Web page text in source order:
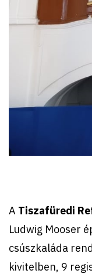
A Tiszafüredi
Ludwig Mooser
csúszkaláda
kivitelben,